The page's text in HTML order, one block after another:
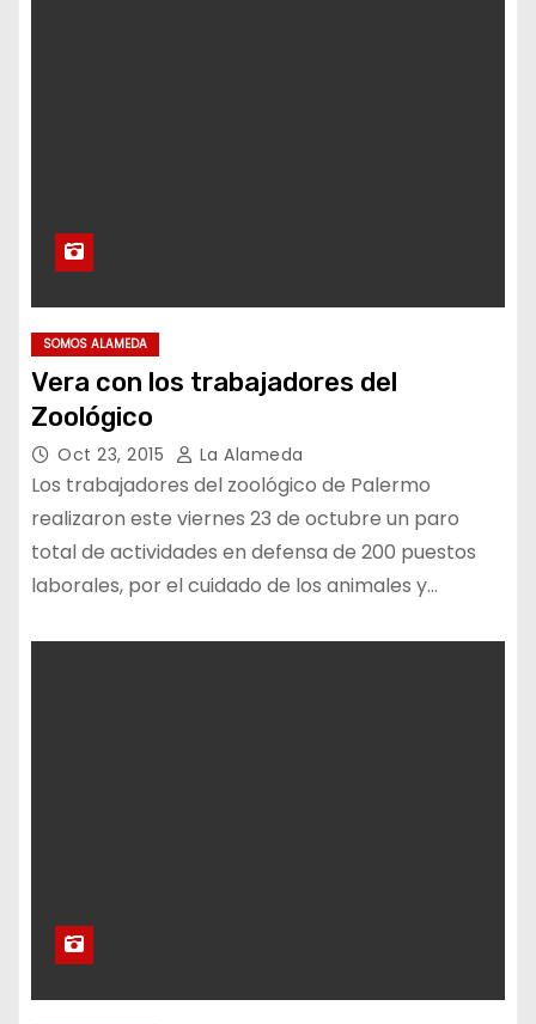
SOMOS ALAMEDA
Vera con los trabajadores del
Zoológico
Oct 23, 2015 La Alameda
Los trabajadores del zoológico de Palermo
realizaron este viernes 23 de octubre un paro
total de actividades en defensa de 200 puestos
laborales, por el cuidado de los animales y…